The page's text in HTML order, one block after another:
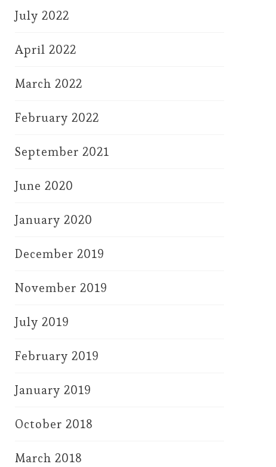
July 2022
April 2022
March 2022
February 2022
September 2021
June 2020
January 2020
December 2019
November 2019
July 2019
February 2019
January 2019
October 2018
March 2018